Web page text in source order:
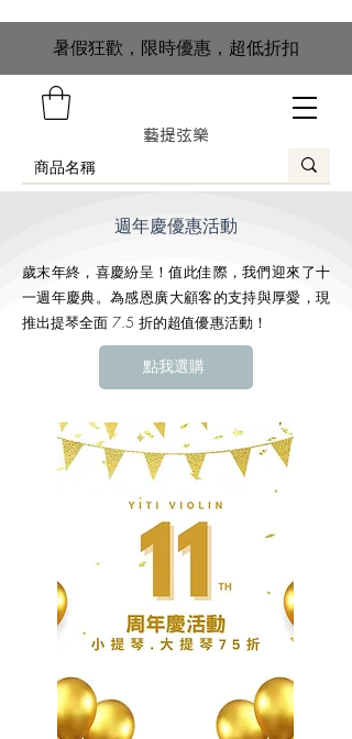
藝提弦樂
​暑假狂歡，限時優惠，超低折扣
週年慶優惠活動
歲末年終，喜慶紛呈！值此佳際，我們迎來了十
一週年慶典。為感恩廣大顧客的支持與厚愛，現
推出提琴全面 7.5 折的超值優惠活動！
點我選購